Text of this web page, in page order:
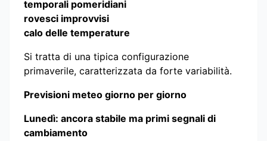
temporali pomeridiani
rovesci improvvisi
calo delle temperature
Si tratta di una tipica configurazione
primaverile, caratterizzata da forte variabilità.
Previsioni meteo giorno per giorno
Lunedì: ancora stabile ma primi segnali di
cambiamento